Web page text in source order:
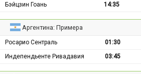
Бэйцзин Гоань 14:35
Аргентина: Примера
Росарио Сентраль 01:30
Индепендьенте Ривадавия
03:45